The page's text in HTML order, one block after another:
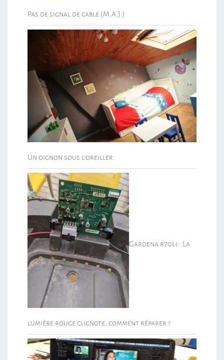
Pas de signal de cable (M.A.J.)
Un oignon sous l’oreiller
Gardena r70Li : La
lumière rouge clignote, comment réparer ?